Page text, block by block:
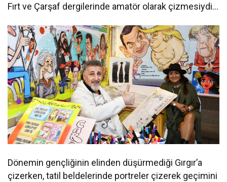
Fırt ve Çarşaf dergilerinde amatör olarak çizmesiydi…
Dönemin gençliğinin elinden düşürmediği Gırgır’a
çizerken, tatil beldelerinde portreler çizerek geçimini